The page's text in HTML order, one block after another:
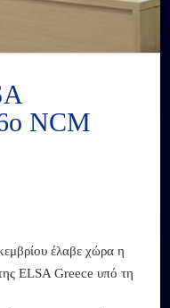
NCM
έλαβε χώρα η
ELSA Greece υπό τη